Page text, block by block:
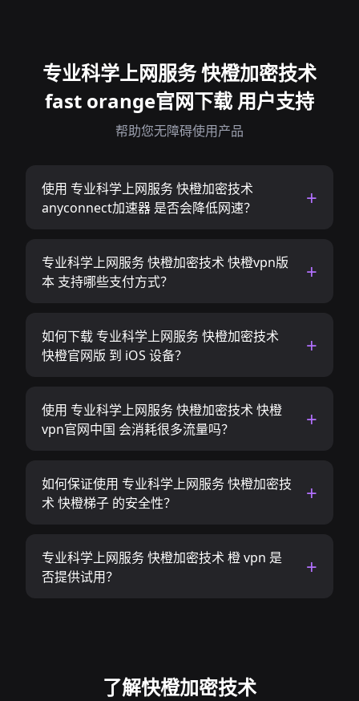
专业科学上网服务 快橙加密技术
fast orange官网下载 用户支持
帮助您无障碍使用产品
使用 专业科学上网服务 快橙加密技术
anyconnect加速器 是否会降低网速？
专业科学上网服务 快橙加密技术 快橙vpn版
本 支持哪些支付方式？
如何下载 专业科学上网服务 快橙加密技术
快橙官网版 到 iOS 设备？
使用 专业科学上网服务 快橙加密技术 快橙
vpn官网中国 会消耗很多流量吗？
如何保证使用 专业科学上网服务 快橙加密技
术 快橙梯子 的安全性？
专业科学上网服务 快橙加密技术 橙 vpn 是
否提供试用？
了解快橙加密技术